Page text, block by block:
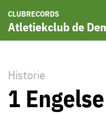
CLUBRECORDS
Atletiekclub de
Historie
1